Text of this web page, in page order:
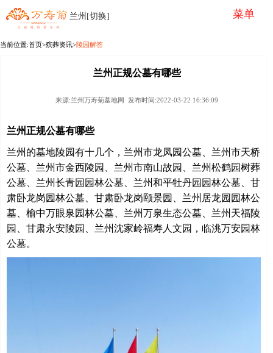
兰州[切换] 菜单
当前位置:首页>殡葬资讯>陵园解答
兰州正规公墓有哪些
来源:兰州万寿菊墓地网 发布时间:2022-03-22 16:36:09
兰州正规公墓有哪些
兰州的墓地陵园有十几个，兰州市龙凤园公墓、兰州市天桥
公墓、兰州市金西陵园、兰州市南山故园、兰州松鹤园树葬
公墓、兰州长青园园林公墓、兰州和平牡丹园园林公墓、甘
肃卧龙岗园林公墓、甘肃卧龙岗颐景园、兰州居龙园园林公
墓、榆中万眼泉园林公墓、兰州万泉生态公墓、兰州天福陵
园、甘肃永安陵园、兰州沈家岭福寿人文园，临洮万安园林
公墓。